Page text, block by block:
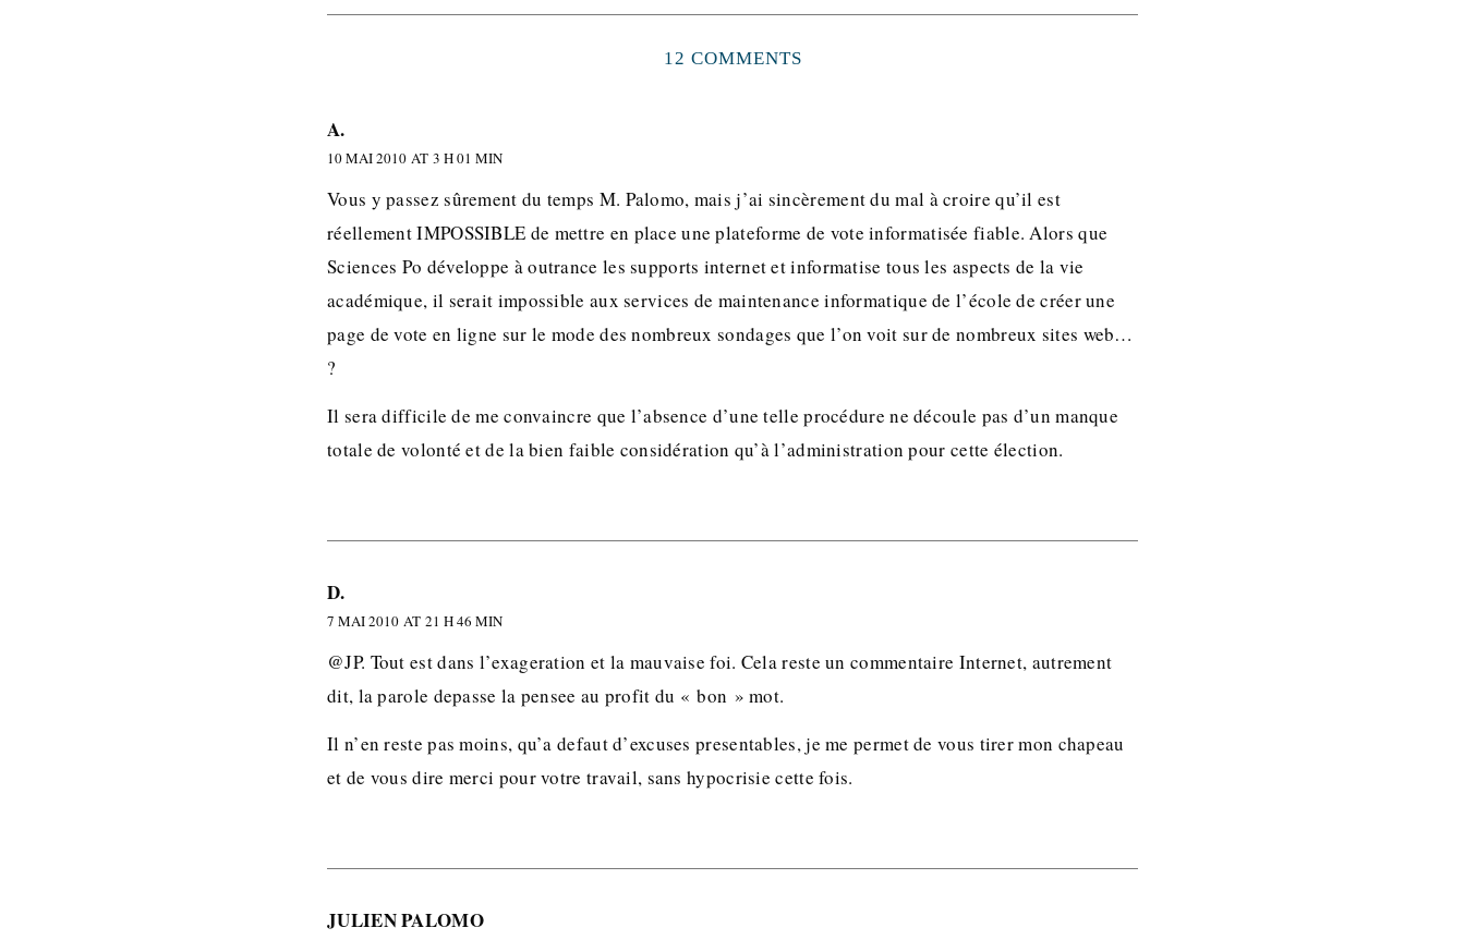
12 COMMENTS
A.
10 MAI 2010 AT 3 H 01 MIN
Vous y passez sûrement du temps M. Palomo, mais j’ai sincèrement du mal à croire qu’il est
réellement IMPOSSIBLE de mettre en place une plateforme de vote informatisée fiable. Alors que
Sciences Po développe à outrance les supports internet et informatise tous les aspects de la vie
académique, il serait impossible aux services de maintenance informatique de l’école de créer une
page de vote en ligne sur le mode des nombreux sondages que l’on voit sur de nombreux sites web…
?
Il sera difficile de me convaincre que l’absence d’une telle procédure ne découle pas d’un manque
totale de volonté et de la bien faible considération qu’à l’administration pour cette élection.
D.
7 MAI 2010 AT 21 H 46 MIN
@JP. Tout est dans l’exageration et la mauvaise foi. Cela reste un commentaire Internet, autrement
dit, la parole depasse la pensee au profit du « bon » mot.
Il n’en reste pas moins, qu’a defaut d’excuses presentables, je me permet de vous tirer mon chapeau
et de vous dire merci pour votre travail, sans hypocrisie cette fois.
JULIEN PALOMO